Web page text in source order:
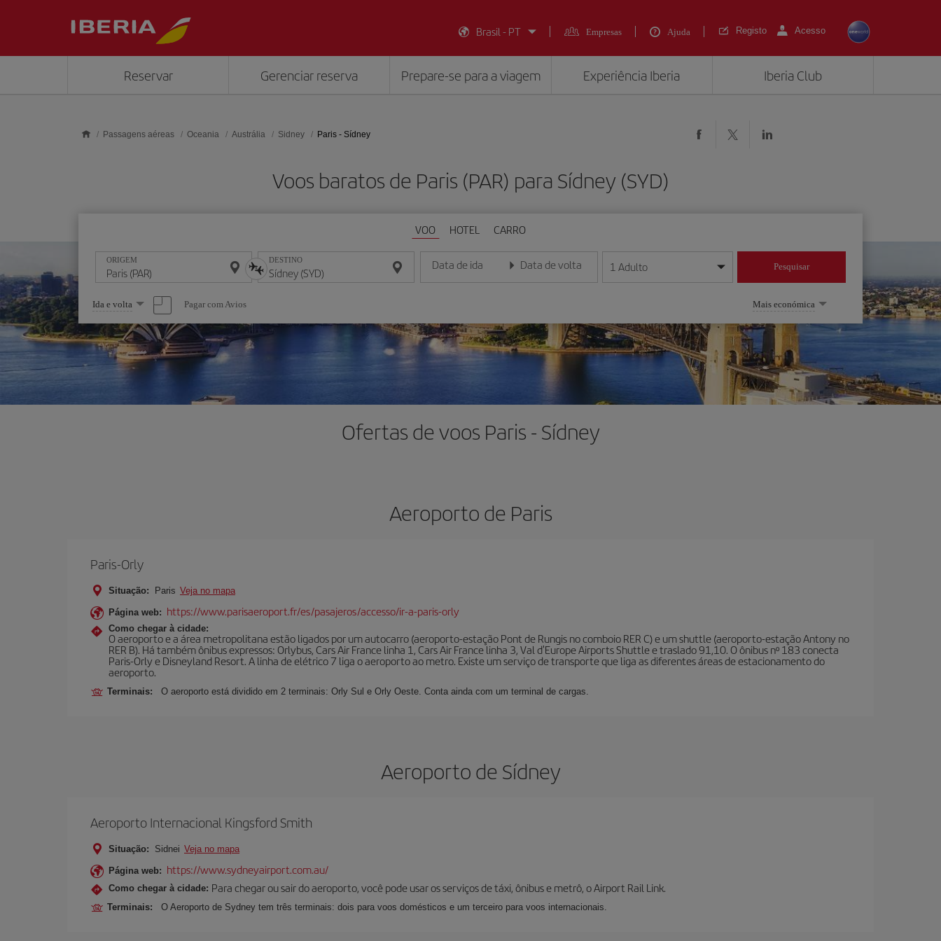
Brasil - PT
Empresas Ajuda Registo Acesso
Reservar Gerenciar reserva Prepare-se para a viagem Experiência Iberia Iberia Club
Passagens aéreas Oceania Austrália Sidney Paris - Sídney
Voos baratos de Paris (PAR) para Sídney (SYD)
VOO HOTEL CARRO
ORIGEM DESTINO Data de ida
Insira a data no formato dia/mês/ano
Data de volta
Insira a data no formato dia/mês/ano
1 Adulto Pesquisar
Selecione
uma
opção
Ida e volta Pagar com Avios Mais económica
Ofertas de voos Paris - Sídney
Aeroporto de Paris
Paris-Orly
Situação: Paris Veja no mapa
Página web: https://www.parisaeroport.fr/es/pasajeros/accesso/ir-a-paris-orly
Como chegar à cidade:
O aeroporto e a área metropolitana estão ligados por um autocarro (aeroporto-estação Pont de Rungis no comboio RER C) e um shuttle (aeroporto-estação Antony no
RER B). Há também ônibus expressos: Orlybus, Cars Air France linha 1, Cars Air France linha 3, Val d'Europe Airports Shuttle e traslado 91,10. O ônibus nº 183 conecta
Paris-Orly e Disneyland Resort. A linha de elétrico 7 liga o aeroporto ao metro. Existe um serviço de transporte que liga as diferentes áreas de estacionamento do
aeroporto.
Terminais: O aeroporto está dividido em 2 terminais: Orly Sul e Orly Oeste. Conta ainda com um terminal de cargas.
Aeroporto de Sídney
Aeroporto Internacional Kingsford Smith
Situação: Sidnei Veja no mapa
Página web: https://www.sydneyairport.com.au/
Como chegar à cidade: Para chegar ou sair do aeroporto, você pode usar os serviços de táxi, ônibus e metrô, o Airport Rail Link.
Terminais: O Aeroporto de Sydney tem três terminais: dois para voos domésticos e um terceiro para voos internacionais.